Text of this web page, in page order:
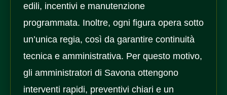
edili, incentivi e manutenzione
programmata. Inoltre, ogni figura opera sotto
un’unica regia, così da garantire continuità
tecnica e amministrativa. Per questo motivo,
gli amministratori di Savona ottengono
interventi rapidi, preventivi chiari e un